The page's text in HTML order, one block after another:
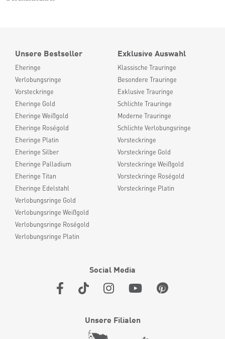
Unsere Bestseller
Eheringe
Verlobungsringe
Vorsteckringe
Eheringe Gold
Eheringe Weißgold
Eheringe Roségold
Eheringe Platin
Eheringe Silber
Eheringe Palladium
Eheringe Titan
Eheringe Edelstahl
Verlobungsringe Gold
Verlobungsringe Weißgold
Verlobungsringe Roségold
Verlobungsringe Platin
Exklusive Auswahl
Klassische Trauringe
Besondere Trauringe
Exklusive Trauringe
Schlichte Trauringe
Moderne Trauringe
Schlichte Verlobungsringe
Vorsteckringe
Vorsteckringe Gold
Vorsteckringe Weißgold
Vorsteckringe Roségold
Vorsteckringe Platin
Social Media
Unsere Filialen